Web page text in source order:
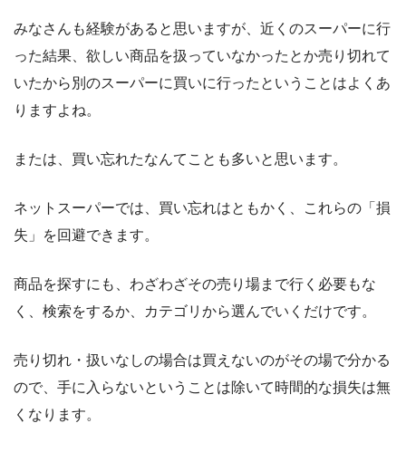
みなさんも経験があると思いますが、近くのスーパーに行
った結果、欲しい商品を扱っていなかったとか売り切れて
いたから別のスーパーに買いに行ったということはよくあ
りますよね。
または、買い忘れたなんてことも多いと思います。
ネットスーパーでは、買い忘れはともかく、これらの「損
失」を回避できます。
商品を探すにも、わざわざその売り場まで行く必要もな
く、検索をするか、カテゴリから選んでいくだけです。
売り切れ・扱いなしの場合は買えないのがその場で分かる
ので、手に入らないということは除いて時間的な損失は無
くなります。